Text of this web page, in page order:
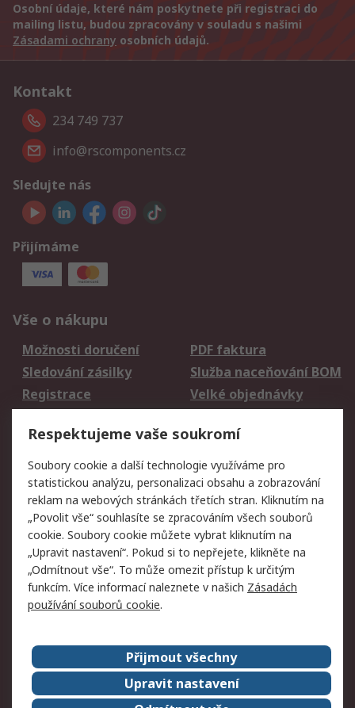
Osobní údaje, které nám poskytnete při registraci do
mailing listu, budou zpracovány v souladu s našimi
Zásadami ochrany osobních údajů.
Kontakt
234 749 737
info@rscomponents.cz
Sledujte nás
Přijímáme
Vše o nákupu
Možnosti doručení
PDF faktura
Sledování zásilky
Služba naceňování BOM
Registrace
Velké objednávky
Právní
Autorská práva
Obchodní podmínky
společnosti RS
Prohlášení o ochraně
údajů
Zabezpečení
elektronické pošty
Zásady pro soubory
cookie
Zásady ochrany
osobních údajů
Kontakt
O naší společnosti
RS Group
Kariéra
Ocenění
Respektujeme vaše soukromí
Soubory cookie a další technologie využíváme pro
statistickou analýzu, personalizaci obsahu a zobrazování
reklam na webových stránkách třetích stran. Kliknutím na
„Povolit vše“ souhlasíte se zpracováním všech souborů
cookie. Soubory cookie můžete vybrat kliknutím na
„Upravit nastavení“. Pokud si to nepřejete, klikněte na
„Odmítnout vše“. To může omezit přístup k určitým
funkcím. Více informací naleznete v našich Zásadách
používání souborů cookie.
Přijmout všechny
Upravit nastavení